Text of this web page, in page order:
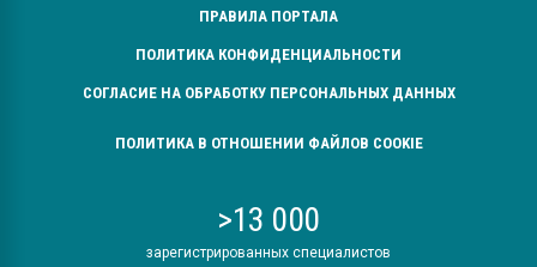
ПРАВИЛА ПОРТАЛА
ПОЛИТИКА КОНФИДЕНЦИАЛЬНОСТИ
СОГЛАСИЕ НА ОБРАБОТКУ ПЕРСОНАЛЬНЫХ ДАННЫХ
ПОЛИТИКА В ОТНОШЕНИИ ФАЙЛОВ COOKIE
>13 000
зарегистрированных специалистов